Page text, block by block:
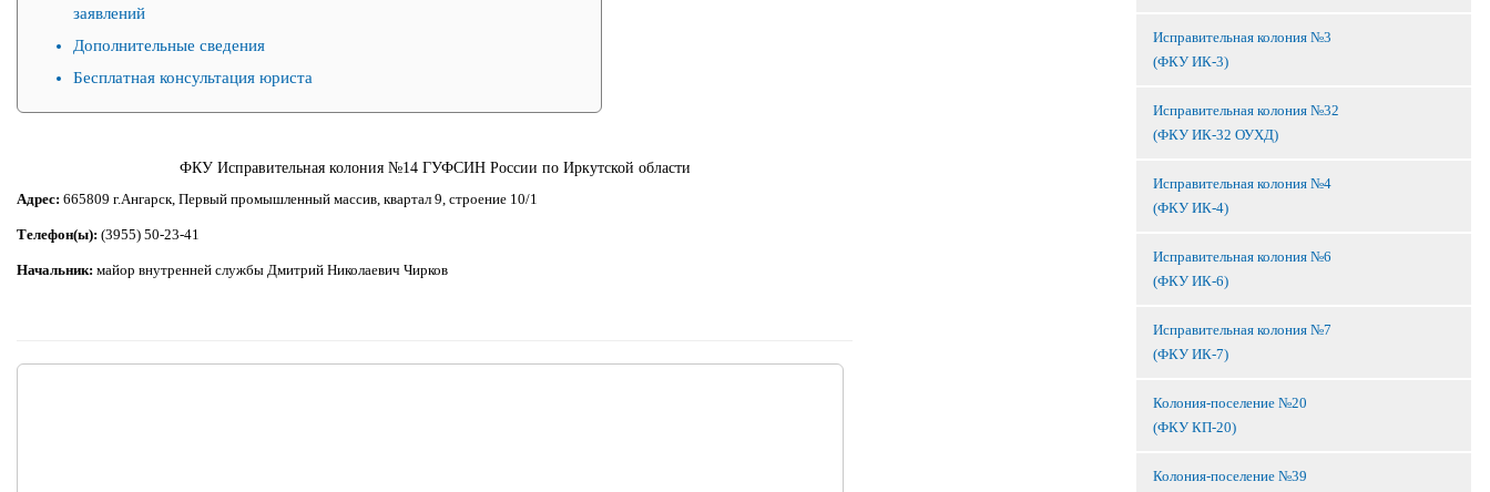
заявлений
Дополнительные сведения
Бесплатная консультация юриста
ФКУ Исправительная колония №14 ГУФСИН России по Иркутской области
Адрес: 665809 г.Ангарск, Первый промышленный массив, квартал 9, строение 10/1
Телефон(ы): (3955) 50-23-41
Начальник: майор внутренней службы Дмитрий Николаевич Чирков
Исправительная колония №3
(ФКУ ИК-3)
Исправительная колония №32
(ФКУ ИК-32 ОУХД)
Исправительная колония №4
(ФКУ ИК-4)
Исправительная колония №6
(ФКУ ИК-6)
Исправительная колония №7
(ФКУ ИК-7)
Колония-поселение №20
(ФКУ КП-20)
Колония-поселение №39